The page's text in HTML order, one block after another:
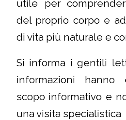
utile per
del proprio corpo e
di vita più naturale e
Si informa i gentili
informazioni hanno
scopo informativo e
una visita specialistica